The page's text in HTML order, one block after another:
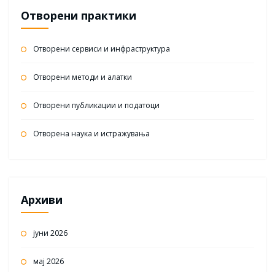
Отворени практики
Отворени сервиси и инфраструктура
Отворени методи и алатки
Отворени публикации и податоци
Отворена наука и истражувања
Архиви
јуни 2026
мај 2026